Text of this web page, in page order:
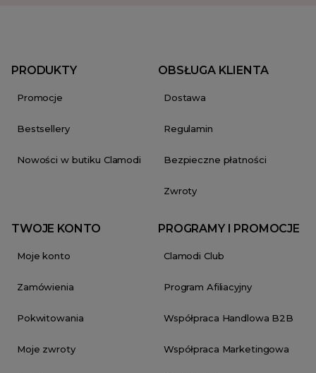
PRODUKTY
Promocje
Bestsellery
Nowości w butiku Clamodi
OBSŁUGA KLIENTA
Dostawa
Regulamin
Bezpieczne płatności
Zwroty
TWOJE KONTO
Moje konto
Zamówienia
Pokwitowania
Moje zwroty
PROGRAMY I PROMOCJE
Clamodi Club
Program Afiliacyjny
Współpraca Handlowa B2B
Współpraca Marketingowa